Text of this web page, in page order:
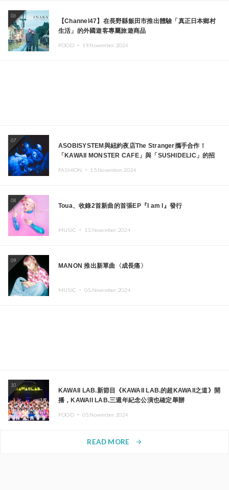
06
【Channel47】在長野縣飯田市推出體驗「真正日本鄉村
生活」的外國遊客專屬旅遊商品
FOOD ・ 19.November.2024
07
ASOBISYSTEM與紐約夜店The Stranger攜手合作！
「KAWAII MONSTER CAFE」與「SUSHIDELIC」的招
FASHION ・ 15.November.2024
08
Toua、收錄2首新曲的首張EP『I am I』發行
MUSIC ・ 13.November.2024
09
MANON 推出新單曲〈成長痛〉
MUSIC ・ 05.November.2024
10
KAWAII LAB.新節目《KAWAII LAB.的超KAWAII之道》開
播，KAWAII LAB.三週年紀念公演也確定舉辦
FOOD ・ 05.November.2024
READ MORE arrow_forward